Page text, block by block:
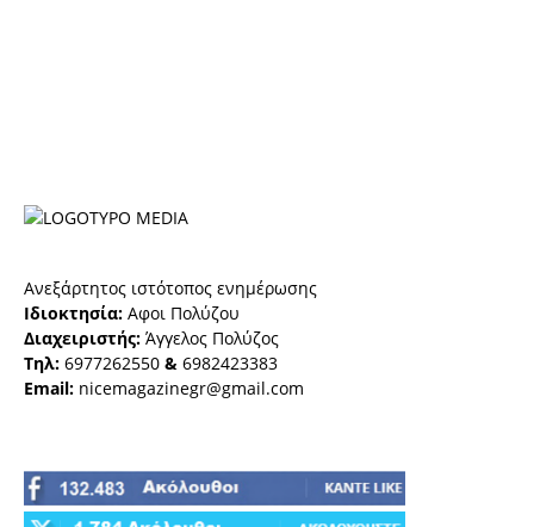
Ανεξάρτητος ιστότοπος ενημέρωσης
Ιδιοκτησία: Αφοι Πολύζου
Διαχειριστής: Άγγελος Πολύζος
Τηλ: 6977262550 & 6982423383
Email: nicemagazinegr@gmail.com